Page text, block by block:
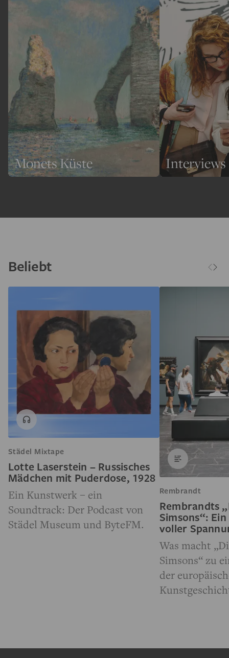
Monets Küste Interviews
Beliebt
Städel Mixtape
Lotte Laserstein – Russisches
Mädchen mit Puderdose, 1928
Ein Kunstwerk – ein
Soundtrack: Der Podcast von
Städel Museum und ByteFM.
Rembrandt
Rembrandts
Simsons“:
voller
Was macht
Simsons“ zu
der